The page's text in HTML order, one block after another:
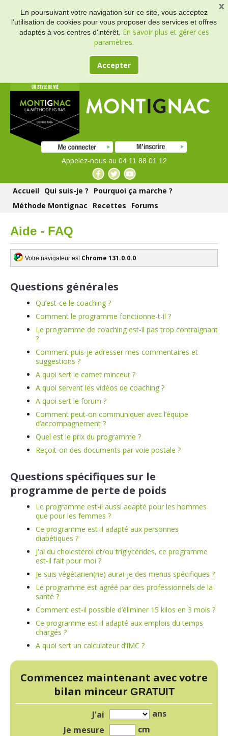
En poursuivant votre navigation sur ce site, vous acceptez
l'utilisation de cookies pour vous proposer des services et offres
adaptés à vos centres d'intérêt. En savoir plus et gérer ces
paramètres.
Accepter
Appelez-nous au 04 11 88 01 12
Accueil Qui suis-je ?
Pourquoi ça marche ?
Méthode Montignac
Recettes Forums
Aide - FAQ
Votre navigateur est Chrome 131.0.0.0
Questions générales
Qu’est-ce le coaching ?
Comment le programme fonctionne-t-il ?
Le programme de coaching est-il pas trop contraignant
?
Comment puis-je adresser mes commentaires et
suggestions ?
A quoi sert le carnet minceur ?
A quoi servent les vidéos de coaching ?
A quoi sert le forum ?
Comment peut-on communiquer avec l’équipe
d’accompagnement ?
Quel est le prix du programme ?
Reçoit-on des documents par voie postale ?
Questions spécifiques sur le
programme de perte de poids
Le programme est-il aussi adapté pour les hommes
que pour les femmes ?
Ce programme est-il adapté aux personnes
diabétiques ?
J'ai du cholestérol et/ou triglycérides, ce programme
est-il fait pour moi ?
Je suis végétarien(ne) aurai-je des menus spécifiques ?
Le programme est agréé par des professionnels de la
santé ?
Comment est-il possible d’éliminer 15 kilos en 3 mois ?
Ce programme est-il adapté aux emplois du temps
chargés ?
A quoi sert un calculateur d’IMC ?
Commencez maintenant avec votre
bilan minceur GRATUIT
J'ai
ans
Je mesure
cm